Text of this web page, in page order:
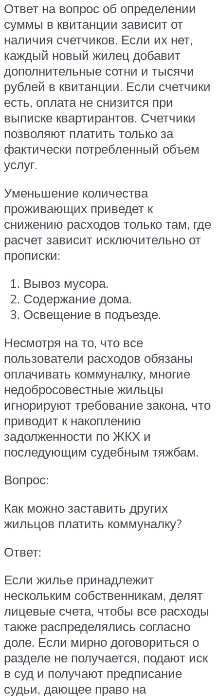
Ответ на вопрос об определении
суммы в квитанции зависит от
наличия счетчиков. Если их нет,
каждый новый жилец добавит
дополнительные сотни и тысячи
рублей в квитанции. Если счетчики
есть, оплата не снизится при
выписке квартирантов. Счетчики
позволяют платить только за
фактически потребленный объем
услуг.
Уменьшение количества
проживающих приведет к
снижению расходов только там, где
расчет зависит исключительно от
прописки:
Вывоз мусора.
Содержание дома.
Освещение в подъезде.
Несмотря на то, что все
пользователи расходов обязаны
оплачивать коммуналку, многие
недобросовестные жильцы
игнорируют требование закона, что
приводит к накоплению
задолженности по ЖКХ и
последующим судебным тяжбам.
Вопрос:
Как можно заставить других
жильцов платить коммуналку?
Ответ:
Если жилье принадлежит
нескольким собственникам, делят
лицевые счета, чтобы все расходы
также распределялись согласно
доле. Если мирно договориться о
разделе не получается, подают иск
в суд и получают предписание
судьи, дающее право на